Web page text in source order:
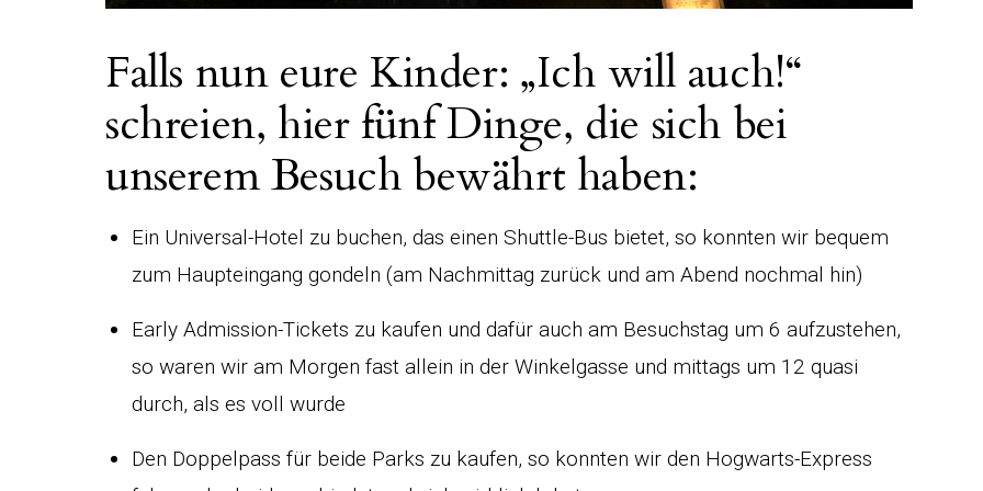
Falls nun eure Kinder: „Ich will auch!“
schreien, hier fünf Dinge, die sich bei
unserem Besuch bewährt haben:
Ein Universal-Hotel zu buchen, das einen Shuttle-Bus bietet, so konnten wir bequem
zum Haupteingang gondeln (am Nachmittag zurück und am Abend nochmal hin)
Early Admission-Tickets zu kaufen und dafür auch am Besuchstag um 6 aufzustehen,
so waren wir am Morgen fast allein in der Winkelgasse und mittags um 12 quasi
durch, als es voll wurde
Den Doppelpass für beide Parks zu kaufen, so konnten wir den Hogwarts-Express